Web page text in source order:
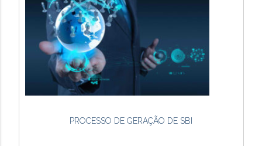
PROCESSO DE GERAÇÃO DE SBI